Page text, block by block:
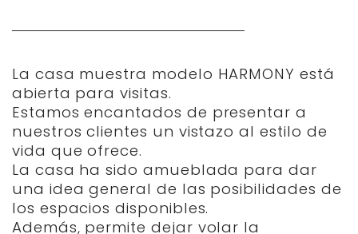
La casa muestra modelo HARMONY está ​
abierta para visitas.
Estamos encantados de presentar a ​
nuestros clientes un vistazo al estilo de ​
vida que ofrece.
La casa ha sido amueblada para dar ​
una idea general de las posibilidades de ​
los espacios disponibles.
Además, permite dejar volar la ​